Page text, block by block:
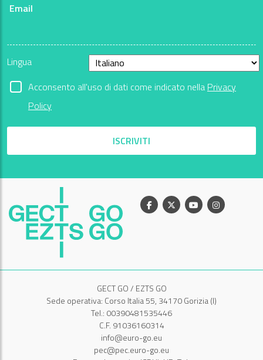
Email
Lingua
Acconsento all'uso di dati come indicato nella Privacy
Policy
ISCRIVITI
Facebook
X YoutubeInstagram
GECT GO / EZTS GO
Sede operativa: Corso Italia 55, 34170 Gorizia (I)
Tel.: 00390481535446
C.F. 91036160314
info@euro-go.eu
pec@pec.euro-go.eu